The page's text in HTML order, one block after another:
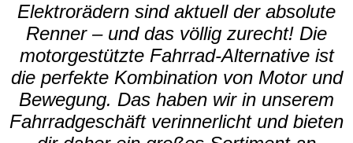
Elektrorädern sind aktuell der absolute
Renner – und das völlig zurecht! Die
motorgestützte Fahrrad-Alternative ist
die perfekte Kombination von Motor und
Bewegung. Das haben wir in unserem
Fahrradgeschäft verinnerlicht und bieten